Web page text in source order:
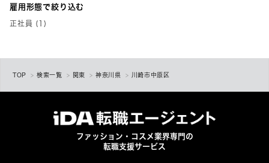
雇用形態で絞り込む
正社員 (1)
TOP 検索一覧 関東 神奈川県 川崎市中原区
ファッション・コスメ業界専門の
転職支援サービス